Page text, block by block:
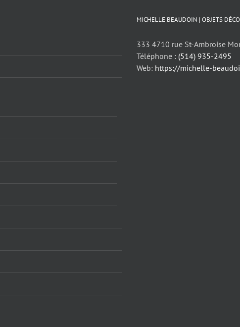
MICHELLE BEAUDOIN | OBJETS
333 4710 rue St-Ambroise
Téléphone : (514) 935-2495
Web: https://michelle-